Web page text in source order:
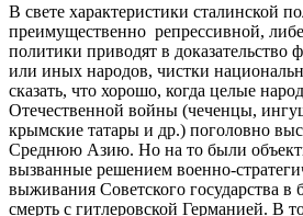
В свете характеристики сталинской
преимущественно репрессивной,
политики приводят в доказательство
или иных народов, чистки
сказать, что хорошо, когда целые
Отечественной войны (чеченцы,
крымские татары и др.) поголовно
Среднюю Азию. Но на то были
вызванные решением военно-
выживания Советского государства в
смерть с гитлеровской Германией. В